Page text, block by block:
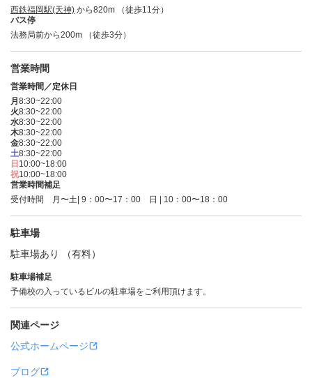
西鉄福岡駅(天神) から820m （徒歩11分）
バス停
法務局前から200m （徒歩3分）
営業時間
営業時間／定休日
月 8:30~22:00
火8:30~22:00
水8:30~22:00
木8:30~22:00
金8:30~22:00
土8:30~22:00
日 10:00~18:00
祝10:00~18:00
営業時間補足
受付時間 月〜土| 9：00〜17：00 日 | 10：00〜18：00
駐車場
駐車場あり （有料）
駐車場補足
予備校の入っているビルの駐車場をご利用頂けます。
関連ページ
公式ホームページ
ブログ